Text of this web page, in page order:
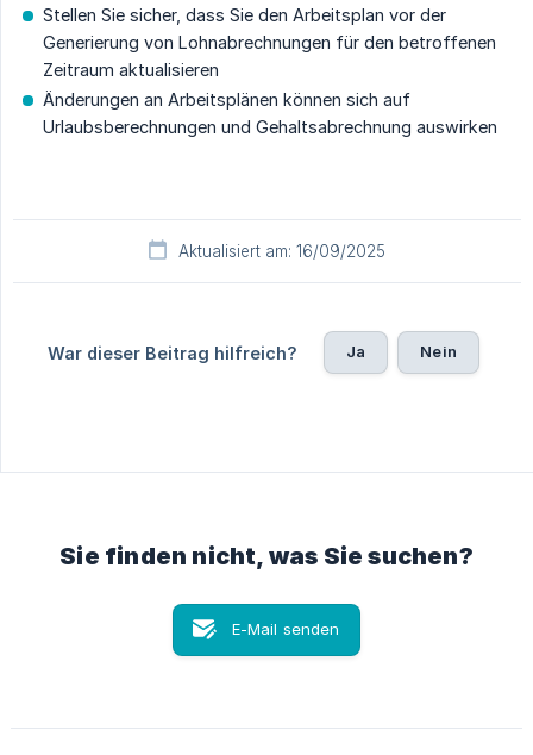
Stellen Sie sicher, dass Sie den Arbeitsplan vor der
Generierung von Lohnabrechnungen für den betroffenen
Zeitraum aktualisieren
Änderungen an Arbeitsplänen können sich auf
Urlaubsberechnungen und Gehaltsabrechnung auswirken
Aktualisiert am: 16/09/2025
War dieser Beitrag hilfreich? Ja Nein
Sie finden nicht, was Sie suchen?
E-Mail senden